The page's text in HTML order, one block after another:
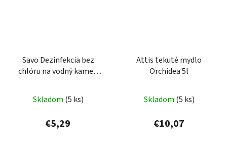
Savo Dezinfekcia bez
chlóru na vodný kameň
Skladom (5 ks)
€5,29
Attis tekuté mydlo
Orchidea 5l
Skladom (5 ks)
€10,07